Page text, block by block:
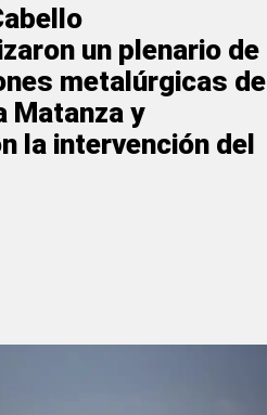
un plenario de
metalúrgicas de
Matanza y
la intervención del